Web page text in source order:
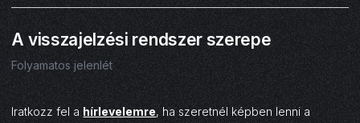
A visszajelzési rendszer szerepe
Folyamatos jelenlét
Iratkozz fel a hírlevelemre, ha szeretnél képben lenni a